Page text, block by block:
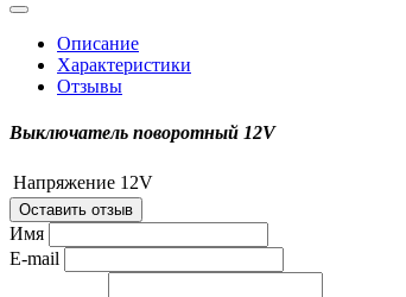
Описание
Характеристики
Отзывы
Выключатель поворотный 12V
Напряжение 12V
Оставить отзыв
Имя
E-mail